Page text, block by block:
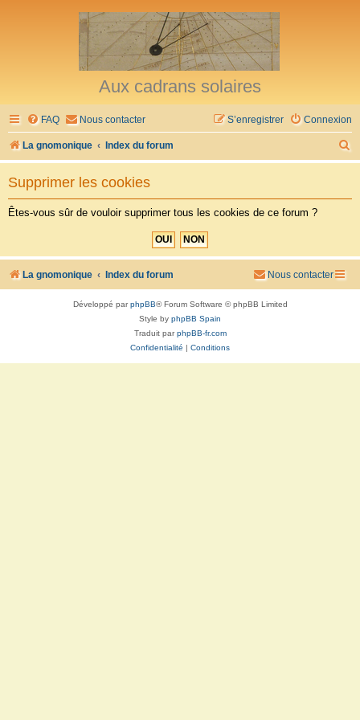
Aux cadrans solaires
FAQ Nous contacter Connexion
S’enregistrer
La gnomonique Index du forum
e
h
Supprimer les cookies
Êtes-vous sûr de vouloir supprimer tous les cookies de ce forum ?
La gnomonique Index du forum Nous contacter
Développé parphpBB® Forum Software © phpBB Limited
Style by phpBB Spain
Traduit parphpBB-fr.com
Confidentialité | Conditions